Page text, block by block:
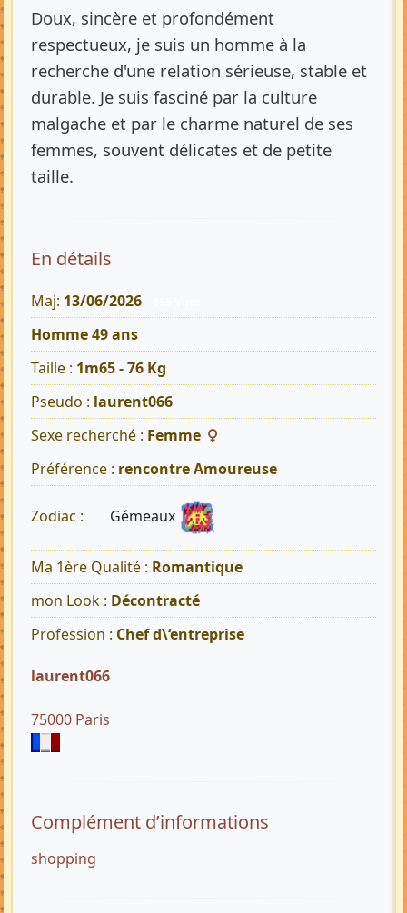
Doux, sincère et profondément
respectueux, je suis un homme à la
recherche d'une relation sérieuse, stable et
durable. Je suis fasciné par la culture
malgache et par le charme naturel de ses
femmes, souvent délicates et de petite
taille.
En détails
Maj: 13/06/2026
Homme 49 ans
Taille : 1m65 - 76 Kg
Pseudo : laurent066
Sexe recherché : Femme
Préférence : rencontre Amoureuse
Zodiac : Gémeaux
Ma 1ère Qualité : Romantique
mon Look : Décontracté
Profession : Chef d\‘entreprise
laurent066
75000 Paris
Complément d’informations
shopping